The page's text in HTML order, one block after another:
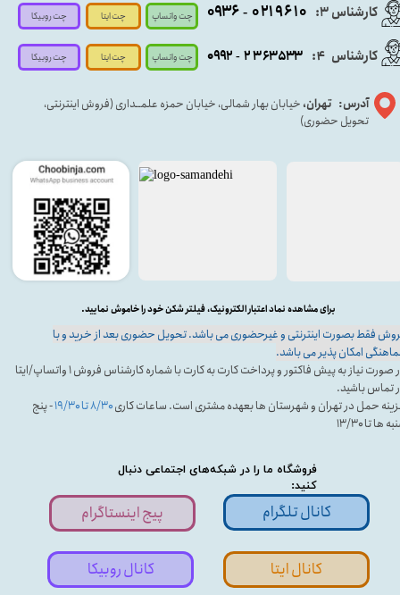
فروشگاه ما را در شبکه‌های اجتماعی دنبال
کنید:
آدرس: تهران، خیابان بهار شمالی، خیابان حمزه علمــداری (فروش اینترنتی،
تحویل حضوری)
کارشناس ۳: ۰۲۱۹۶۱۰ -۰۹۳۶
فقط بصورت اینترنتی و غیرحضوری می باشد. تحویل حضوری بعد از خرید و با
امکان پذیر می باشد.
در صورت نیاز به پیش فاکتور و پرداخت کارت به کارت با شماره کارشناس فروش ۱ واتساپ/ایتا
تماس باشید.
حمل در تهران و شهرستان ها بعهده مشتری است. ساعات کاری۸/۳۰ تا ۱۹/۳۰
- پنج
ها تا ۱۳/۳۰
برای مشاهده نماد اعتبار الکترونیک، فیلتر شکن خود را خاموش نمایید.
پیج اینستاگرام کانال تلگرام
کانال ایتا کانال روبیکا
کارشناس 4
: ۲۳۶۳۵۳۳ - ۰۹۹۲ چت واتساپ
چت واتساپ چت ایتا
چت ایتا
چت روبیکا
چت روبیکا